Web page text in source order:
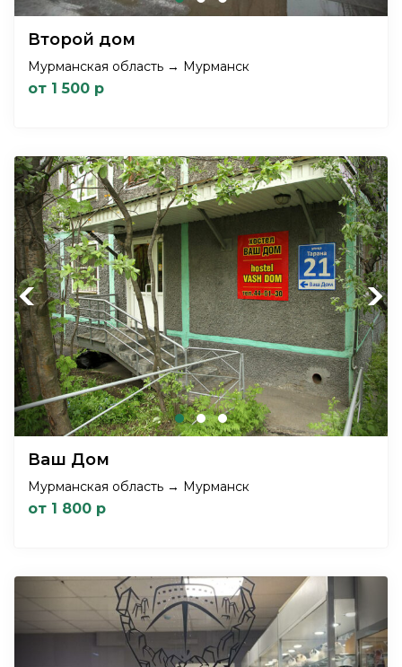
Второй дом
Мурманская область → Мурманск
от 1 500 р
Previous Next
Ваш Дом
Мурманская область → Мурманск
от 1 800 р